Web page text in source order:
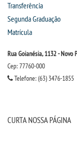
Transferência
Segunda Graduação
Matrícula
Rua Goianésia, 1132 - Novo
Cep: 77760-000
Telefone: (63) 3476-1855
CURTA NOSSA PÁGINA